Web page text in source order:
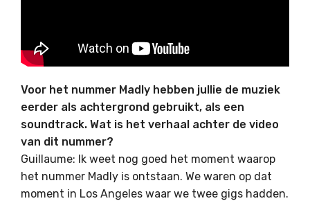
Voor het nummer Madly hebben jullie de muziek
eerder als achtergrond gebruikt, als een
soundtrack. Wat is het verhaal achter de video
van dit nummer?
Guillaume: Ik weet nog goed het moment waarop
het nummer Madly is ontstaan. We waren op dat
moment in Los Angeles waar we twee gigs hadden.